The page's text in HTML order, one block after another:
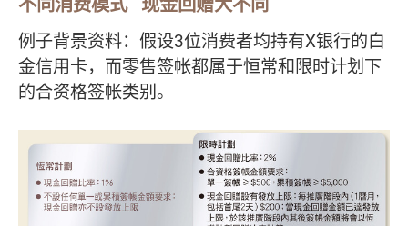
例子背景资料：假设3位消费者均持有X银行的白
金信用卡，而零售签帐都属于恒常和限时计划下
的合资格签帐类别。